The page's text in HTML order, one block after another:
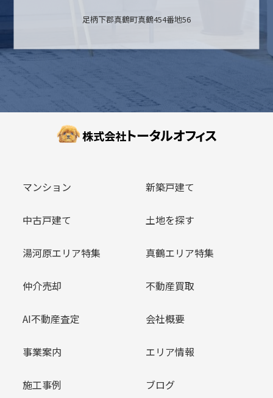
足柄下郡真鶴町真鶴454番地56
マンション 新築戸建て
中古戸建て 土地を探す
湯河原エリア特集 真鶴エリア特集
仲介売却 不動産買取
AI不動産査定 会社概要
事業案内 エリア情報
施工事例 ブログ